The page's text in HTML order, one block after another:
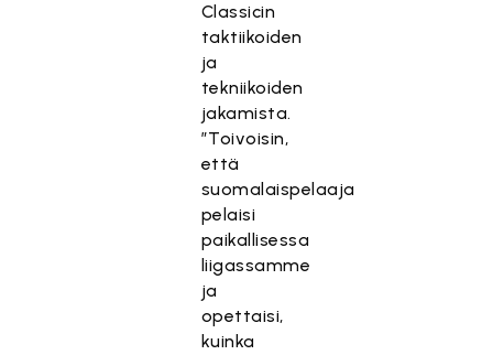
Classicin
taktiikoiden
ja
tekniikoiden
jakamista.
”Toivoisin,
että
suomalaispelaaja
pelaisi
paikallisessa
liigassamme
ja
opettaisi,
kuinka